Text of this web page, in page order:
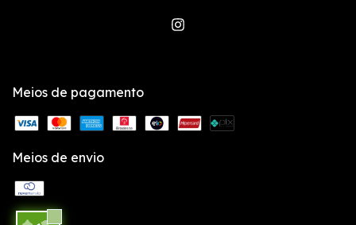
Meios de pagamento
Meios de envio